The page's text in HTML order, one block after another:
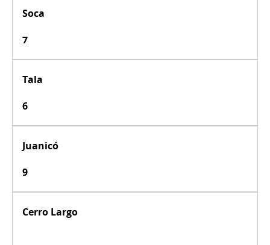
Soca
7
Tala
6
Juanicó
9
Cerro Largo